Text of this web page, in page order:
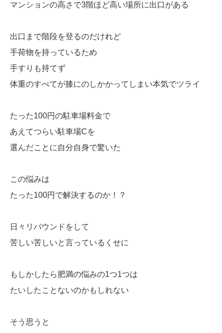
マンションの高さで3階ほど高い場所に出口がある
出口まで階段を登るのだけれど
手荷物を持っているため
手すりも持てず
体重のすべてが膝にのしかかってしまい本気でツライ
たった100円の駐車場料金で
あえてつらい駐車場Cを
選んだことに自分自身で驚いた
この悩みは
たった100円で解決するのか！？
日々リバウンドをして
苦しい苦しいと言っているくせに
もしかしたら肥満の悩みの1つ1つは
たいしたことないのかもしれない
そう思うと